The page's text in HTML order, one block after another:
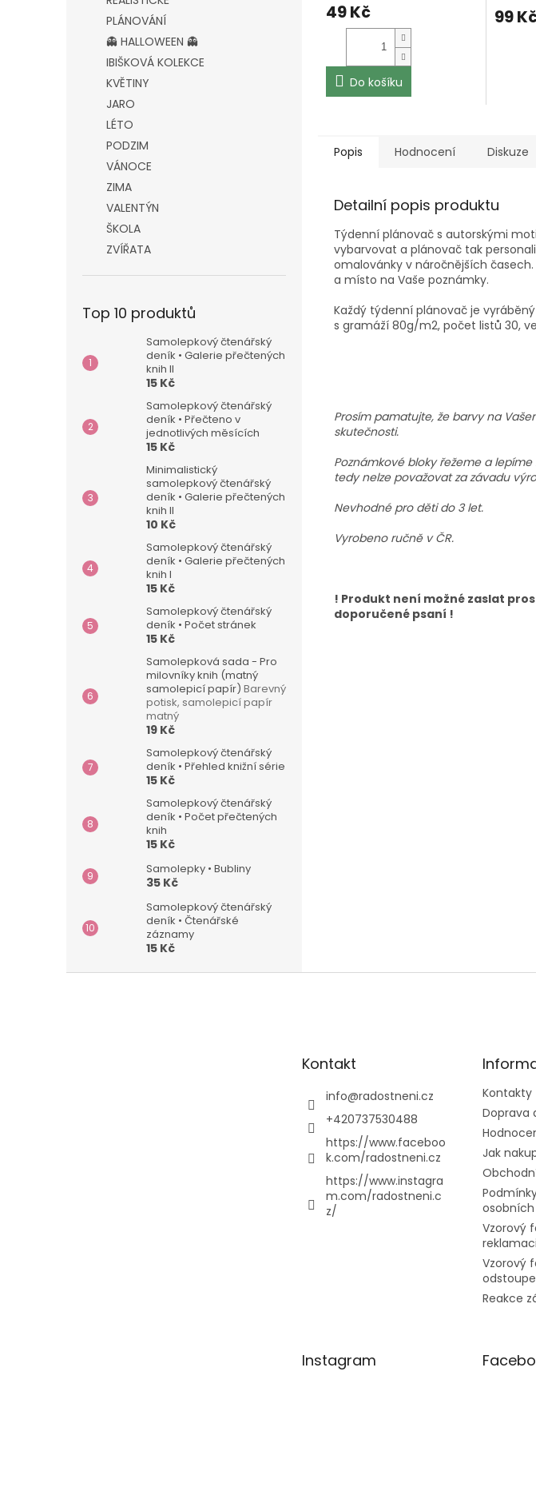
PLÁNOVÁNÍ
👻 HALLOWEEN 👻
IBIŠKOVÁ KOLEKCE
KVĚTINY
JARO
LÉTO
PODZIM
VÁNOCE
ZIMA
VALENTÝN
ŠKOLA
ZVÍŘATA
Top 10 produktů
Samolepkový čtenářský
deník • Galerie přečtených
knih II
15 Kč
Samolepkový čtenářský
deník • Přečteno v
jednotlivých měsících
15 Kč
Minimalistický
samolepkový čtenářský
deník • Galerie přečtených
knih II
10 Kč
Samolepkový čtenářský
deník • Galerie přečtených
knih I
15 Kč
Samolepkový čtenářský
deník • Počet stránek
15 Kč
Samolepková sada - Pro
milovníky knih (matný
samolepicí papír) Barevný
potisk, samolepicí papír
matný
19 Kč
Samolepkový čtenářský
deník • Přehled knižní série
15 Kč
Samolepkový čtenářský
deník • Počet přečtených
knih
15 Kč
Samolepky • Bubliny
35 Kč
Samolepkový čtenářský
deník • Čtenářské
záznamy
15 Kč
49 Kč
Do košíku
99
Popis Hodnocení Diskuze
Detailní popis produktu
Týdenní plánovač s autorskými
vybarvovat a plánovač tak
omalovánky v náročnějších
a místo na Vaše poznámky.
Každý týdenní plánovač je
s gramáží 80g/m2, počet listů 30,
Prosím pamatujte, že barvy na
skutečnosti.
Poznámkové bloky řežeme a
tedy nelze považovat za závadu
Nevhodné pro děti do 3 let.
Vyrobeno ručně v ČR.
! Produkt není možné zaslat
doporučené psaní !
Kontakt
info@radostneni.cz
+420737530488
https://www.faceboo
k.com/radostneni.cz
https://www.instagra
m.com/radostneni.c
z/
Kontakty
Doprava
Jak
Vzorový
reklamaci
Vzorový
Reakce
Instagram